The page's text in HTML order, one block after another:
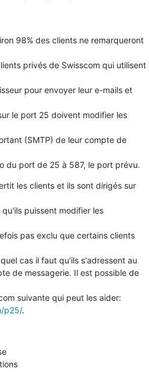
98% des clients ne remarqueront
privés de Swisscom qui utilisent
pour envoyer leur e-mails et
le port 25 doivent modifier les
(SMTP) de leur compte de
du port de 25 à 587, le port prévu.
les clients et ils sont dirigés sur
puissent modifier les
pas exclu que certains clients
cas il faut qu'ils s'adressent au
de messagerie. Il est possible de
p25/.